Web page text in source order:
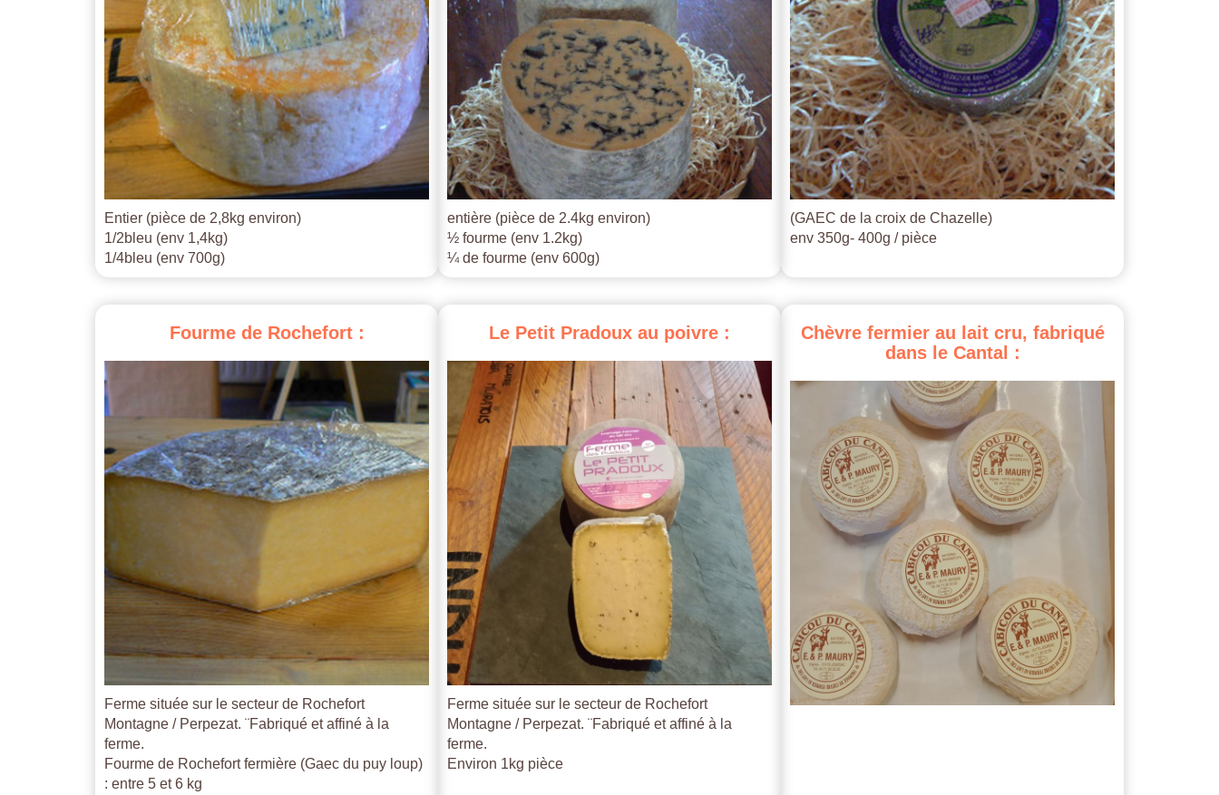
Entier (pièce de 2,8kg environ)
1/2bleu (env 1,4kg)
1/4bleu (env 700g)
entière (pièce de 2.4kg environ)
½ fourme (env 1.2kg)
¼ de fourme (env 600g)
(GAEC de la croix de Chazelle)
env 350g- 400g / pièce
Fourme de Rochefort :
Ferme située sur le secteur de Rochefort
Montagne / Perpezat. ¨Fabriqué et affiné à la
ferme.
Fourme de Rochefort fermière (Gaec du puy loup)
: entre 5 et 6 kg
Le Petit Pradoux au poivre :
Ferme située sur le secteur de Rochefort
Montagne / Perpezat. ¨Fabriqué et affiné à la
ferme.
Environ 1kg pièce
Chèvre fermier au lait cru, fabriqué
dans le Cantal :